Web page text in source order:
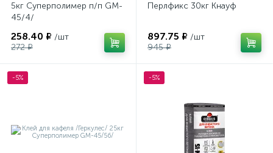
5кг Суперполимер п/п GM-
45/4/
258.40 ₽ /шт
272 ₽
Перлфикс 30кг Кнауф
897.75 ₽ /шт
945 ₽
-5% -5%